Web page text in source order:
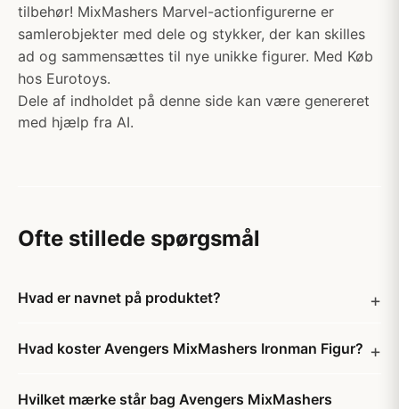
tilbehør! MixMashers Marvel-actionfigurerne er
samlerobjekter med dele og stykker, der kan skilles
ad og sammensættes til nye unikke figurer. Med Køb
hos Eurotoys.
Dele af indholdet på denne side kan være genereret
med hjælp fra AI.
Ofte stillede spørgsmål
Hvad er navnet på produktet?
Hvad koster Avengers MixMashers Ironman Figur?
Hvilket mærke står bag Avengers MixMashers